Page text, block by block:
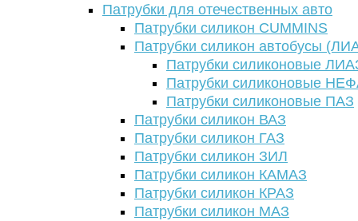
Патрубки для отечественных авто
Патрубки силикон CUMMINS
Патрубки силикон автобусы
Патрубки силиконовые
Патрубки силиконовые
Патрубки силиконовые ПАЗ
Патрубки силикон ВАЗ
Патрубки силикон ГАЗ
Патрубки силикон ЗИЛ
Патрубки силикон КАМАЗ
Патрубки силикон КРАЗ
Патрубки силикон МАЗ